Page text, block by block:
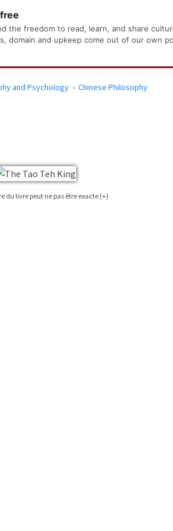
the freedom to read, learn, and share
domain and upkeep come out of our own
and Psychology Chinese Philosophy
du livre peut ne pas être exacte (+)